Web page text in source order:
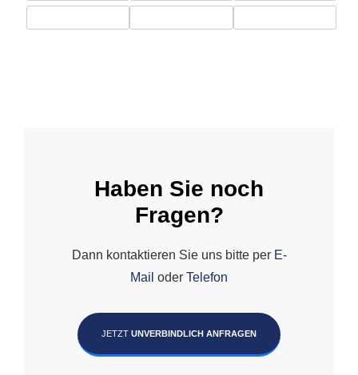
Haben Sie noch
Fragen?
Dann kontaktieren Sie uns bitte per E-
Mail oder Telefon
JETZT UNVERBINDLICH ANFRAGEN